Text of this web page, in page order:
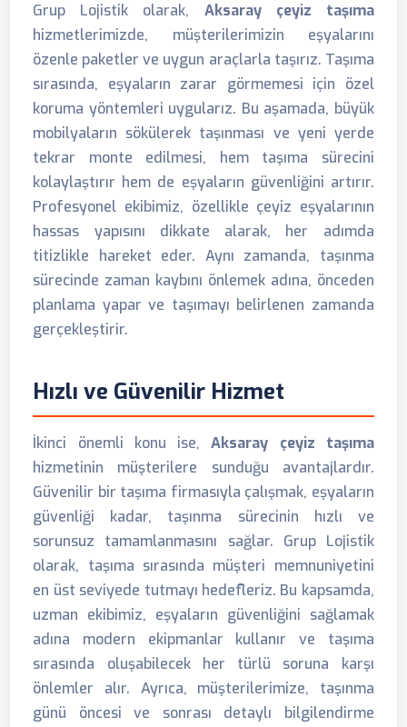
Grup Lojistik olarak, Aksaray çeyiz taşıma
hizmetlerimizde, müşterilerimizin eşyalarını
özenle paketler ve uygun araçlarla taşırız. Taşıma
sırasında, eşyaların zarar görmemesi için özel
koruma yöntemleri uygularız. Bu aşamada, büyük
mobilyaların sökülerek taşınması ve yeni yerde
tekrar monte edilmesi, hem taşıma sürecini
kolaylaştırır hem de eşyaların güvenliğini artırır.
Profesyonel ekibimiz, özellikle çeyiz eşyalarının
hassas yapısını dikkate alarak, her adımda
titizlikle hareket eder. Aynı zamanda, taşınma
sürecinde zaman kaybını önlemek adına, önceden
planlama yapar ve taşımayı belirlenen zamanda
gerçekleştirir.
Hızlı ve Güvenilir Hizmet
İkinci önemli konu ise,Aksaray çeyiz taşıma
hizmetinin müşterilere sunduğu avantajlardır.
Güvenilir bir taşıma firmasıyla çalışmak, eşyaların
güvenliği kadar, taşınma sürecinin hızlı ve
sorunsuz tamamlanmasını sağlar. Grup Lojistik
olarak, taşıma sırasında müşteri memnuniyetini
en üst seviyede tutmayı hedefleriz. Bu kapsamda,
uzman ekibimiz, eşyaların güvenliğini sağlamak
adına modern ekipmanlar kullanır ve taşıma
sırasında oluşabilecek her türlü soruna karşı
önlemler alır. Ayrıca, müşterilerimize, taşınma
günü öncesi ve sonrası detaylı bilgilendirme